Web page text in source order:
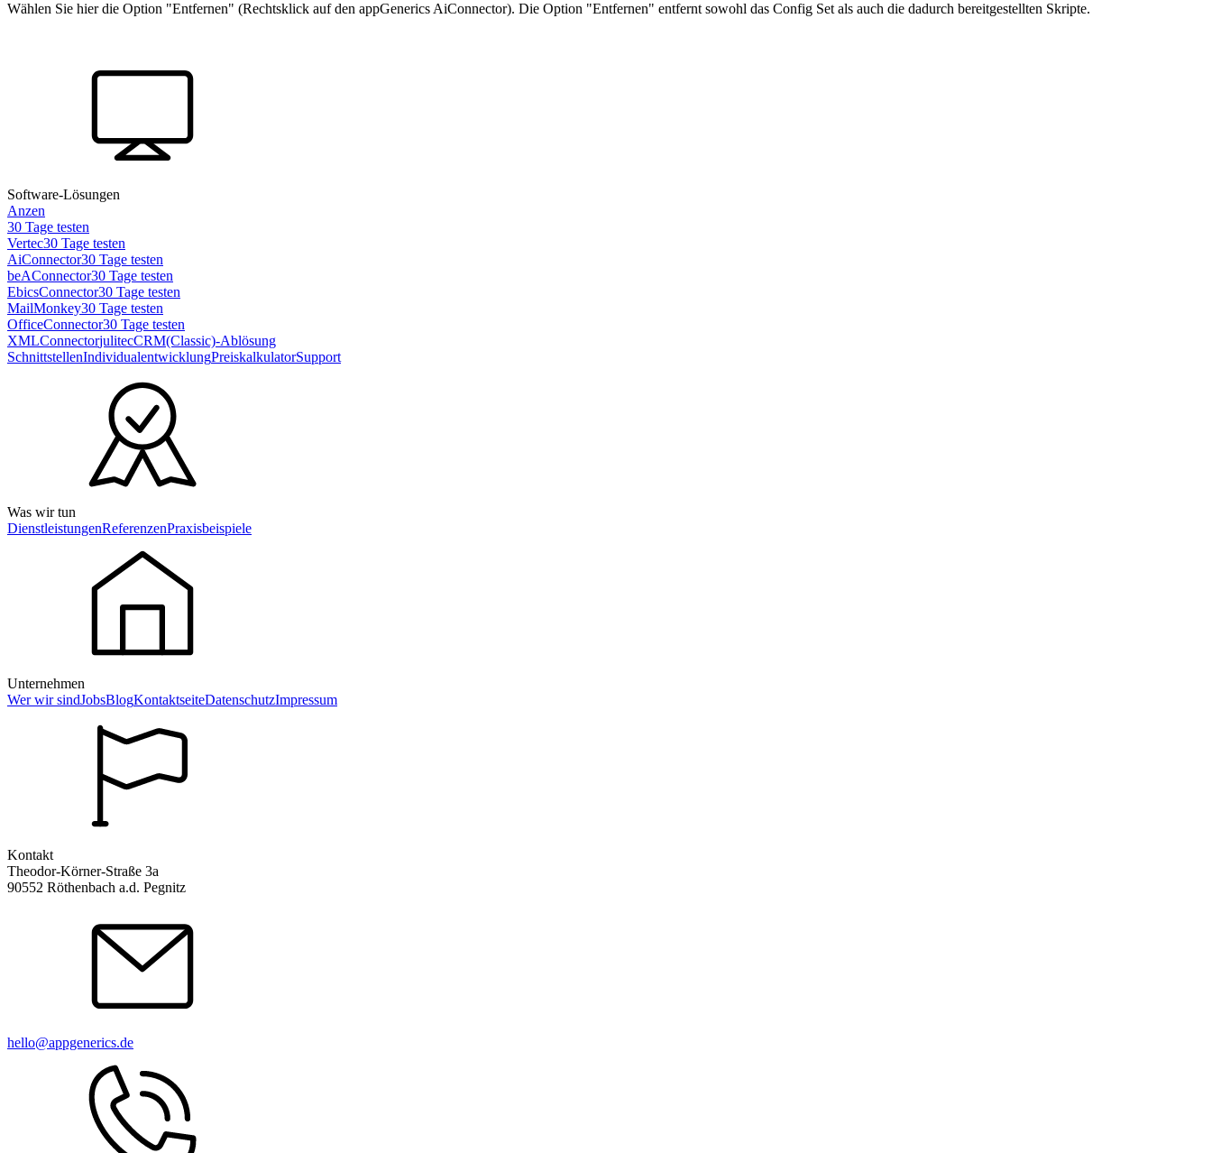
Wählen Sie hier die Option "Entfernen" (Rechtsklick auf den appGenerics AiConnector). Die Option "Entfernen" entfernt sowohl das Config Set als auch die dadurch bereitgestellten Skripte.
Software-Lösungen
Anzen
30 Tage testen
Vertec30 Tage testen
AiConnector30 Tage testen
beAConnector30 Tage testen
EbicsConnector30 Tage testen
MailMonkey30 Tage testen
OfficeConnector30 Tage testen
XMLConnectorjulitecCRM(Classic)-Ablösung
SchnittstellenIndividualentwicklungPreiskalkulatorSupport
Was wir tun
DienstleistungenReferenzenPraxisbeispiele
Unternehmen
Wer wir sindJobsBlogKontaktseiteDatenschutzImpressum
Kontakt
Theodor-Körner-Straße 3a
90552 Röthenbach a.d. Pegnitz
hello@appgenerics.de